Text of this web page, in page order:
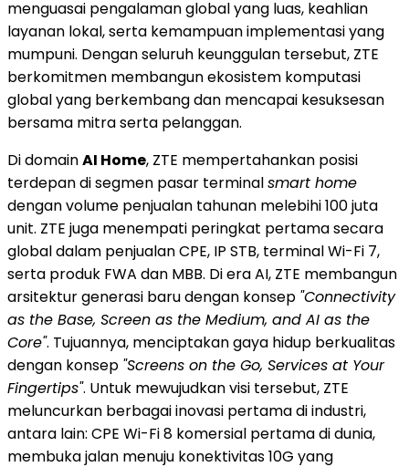
menguasai pengalaman global yang luas, keahlian
layanan lokal, serta kemampuan implementasi yang
mumpuni. Dengan seluruh keunggulan tersebut, ZTE
berkomitmen membangun ekosistem komputasi
global yang berkembang dan mencapai kesuksesan
bersama mitra serta pelanggan.
Di domainAI Home, ZTE mempertahankan posisi
terdepan di segmen pasar terminalsmart home
dengan volume penjualan tahunan melebihi 100 juta
unit. ZTE juga menempati peringkat pertama secara
global dalam penjualan CPE, IP STB, terminal Wi-Fi 7,
serta produk FWA dan MBB. Di era AI, ZTE membangun
arsitektur generasi baru dengan konsep "Connectivity
as the Base, Screen as the Medium, and AI as the
Core". Tujuannya, menciptakan gaya hidup berkualitas
dengan konsep "Screens on the Go, Services at Your
Fingertips". Untuk mewujudkan visi tersebut, ZTE
meluncurkan berbagai inovasi pertama di industri,
antara lain: CPE Wi-Fi 8 komersial pertama di dunia,
membuka jalan menuju konektivitas 10G yang